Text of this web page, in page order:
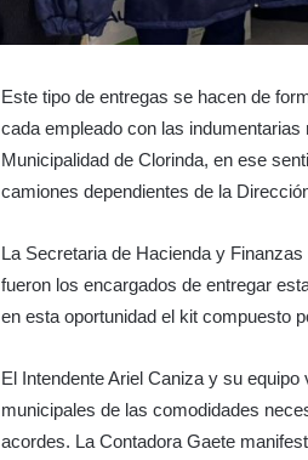
Este tipo de entregas se hacen de
cada empleado con las
Municipalidad de Clorinda, en ese
camiones dependientes de la
La Secretaria de Hacienda y
fueron los encargados de entregar
en esta oportunidad el kit compuesto
El Intendente Ariel Caniza y su
municipales de las comodidades
acordes. La Contadora Gaete